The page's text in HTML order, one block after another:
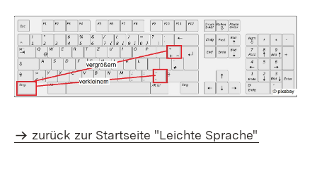
zurück zur Startseite "Leichte Sprache"